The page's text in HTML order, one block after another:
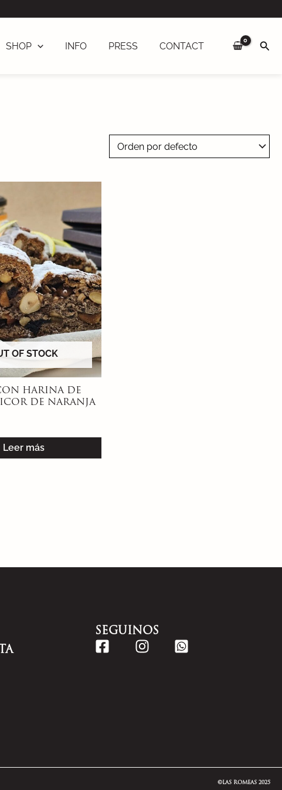
SHOP INFO PRESS CONTACT
OF STOCK
HARINA DE
DE NARANJA
Leer más
SEGUINOS
©LAS ROMEAS 2025